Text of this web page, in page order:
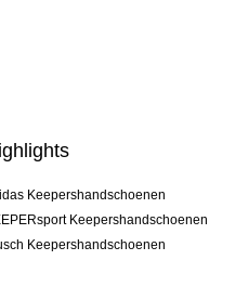
Keepershandschoenen
Keepershandschoenen
Keepershandschoenen